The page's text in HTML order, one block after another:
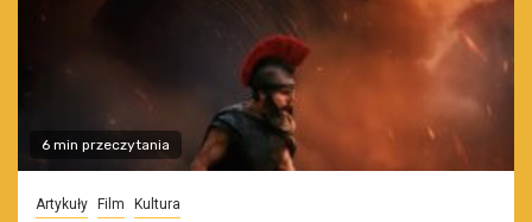
6 min przeczytania
Artykuły Film Kultura